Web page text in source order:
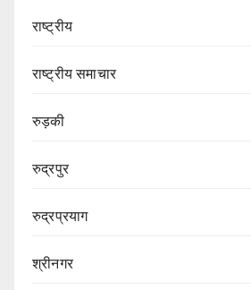
राष्ट्रीय
राष्ट्रीय समाचार
रुड़की
रुद्रपुर
रुद्रप्रयाग
श्रीनगर